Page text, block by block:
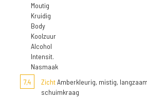
Moutig
Kruidig
Body
Koolzuur
Alcohol
Intensit.
Nasmaak
7,4
ZichtAmberkleurig, mistig,
schuimkraag